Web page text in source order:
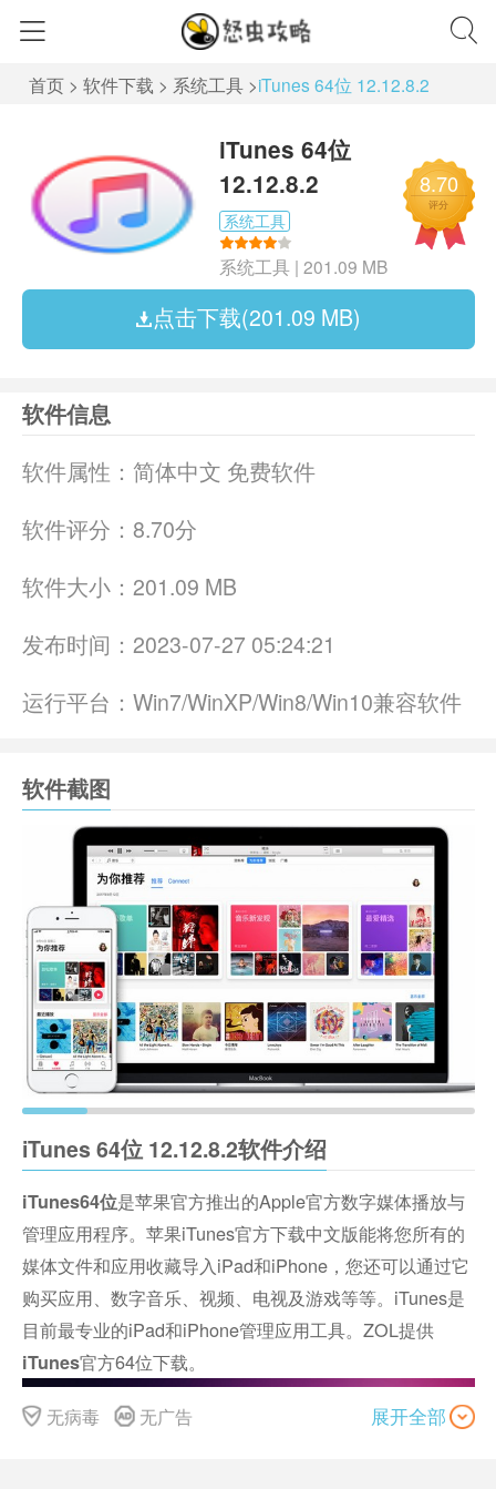
首页 > 软件下载 > 系统工具 >iTunes 64位 12.12.8.2
iTunes 64位
12.12.8.2
系统工具
系统工具 |201.09 MB
8.70
评分
点击下载(201.09 MB)
软件信息
软件属性： 简体中文 免费软件
软件评分： 8.70分
软件大小： 201.09 MB
发布时间： 2023-07-27 05:24:21
运行平台： Win7/WinXP/Win8/Win10兼容软件
软件截图
iTunes 64位 12.12.8.2软件介绍
iTunes64位是苹果官方推出的Apple官方数字媒体播放与
管理应用程序。苹果iTunes官方下载中文版能将您所有的
媒体文件和应用收藏导入iPad和iPhone，您还可以通过它
购买应用、数字音乐、视频、电视及游戏等等。iTunes是
目前最专业的iPad和iPhone管理应用工具。ZOL提供
iTunes官方64位下载。
无病毒 无广告 展开全部